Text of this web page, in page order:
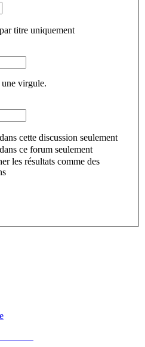
titre uniquement
une virgule.
cette discussion seulement
ce forum seulement
les résultats comme des